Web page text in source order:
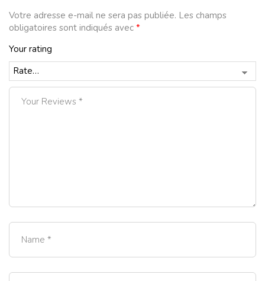
Votre adresse e-mail ne sera pas publiée. Les champs
obligatoires sont indiqués avec *
Your rating